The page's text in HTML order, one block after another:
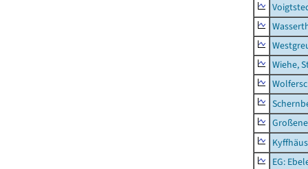
Wiehe,
EG: